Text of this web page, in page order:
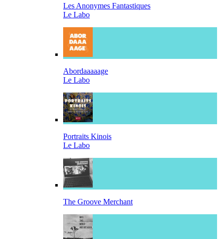
Les Anonymes Fantastiques
Le Labo
Abordaaaaage
Le Labo
Portraits Kinois
Le Labo
The Groove Merchant